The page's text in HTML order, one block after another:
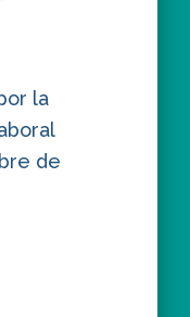
la
de